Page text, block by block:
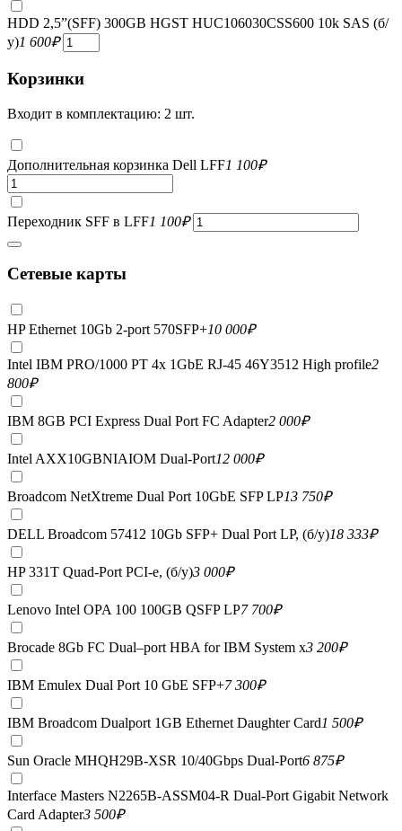
HDD 2,5”(SFF) 300GB HGST HUC106030CSS600 10k SAS (б/
у)1 600₽
Корзинки
Входит в комплектацию: 2 шт.
Дополнительная корзинка Dell LFF1 100₽
Переходник SFF в LFF1 100₽
Сетевые карты
HP Ethernet 10Gb 2-port 570SFP+10 000₽
Intel IBM PRO/1000 PT 4x 1GbE RJ-45 46Y3512 High profile2
800₽
IBM 8GB PCI Express Dual Port FC Adapter2 000₽
Intel AXX10GBNIAIOM Dual-Port12 000₽
Broadcom NetXtreme Dual Port 10GbE SFP LP13 750₽
DELL Broadcom 57412 10Gb SFP+ Dual Port LP, (б/у)18 333₽
HP 331T Quad-Port PCI-e, (б/у)3 000₽
Lenovo Intel OPA 100 100GB QSFP LP7 700₽
Brocade 8Gb FC Dual–port HBA for IBM System x3 200₽
IBM Emulex Dual Port 10 GbE SFP+7 300₽
IBM Broadcom Dualport 1GB Ethernet Daughter Card1 500₽
Sun Oracle MHQH29B-XSR 10/40Gbps Dual-Port6 875₽
Interface Masters N2265B-ASSM04-R Dual-Port Gigabit Network
Card Adapter3 500₽